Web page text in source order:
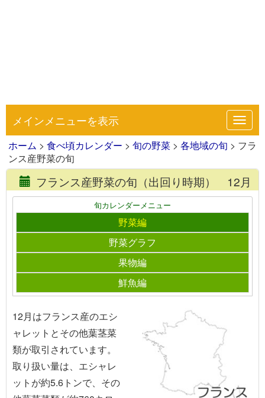
メインメニューを表示
ホーム > 食べ頃カレンダー > 旬の野菜 > 各地域の旬 > フラ
ンス産野菜の旬
フランス産野菜の旬（出回り時期） 12月
旬カレンダーメニュー
野菜編
野菜グラフ
果物編
鮮魚編
12月はフランス産のエシ
ャレットとその他葉茎菜
類が取引されています。
取り扱い量は、エシャレ
ットが約5.6トンで、その